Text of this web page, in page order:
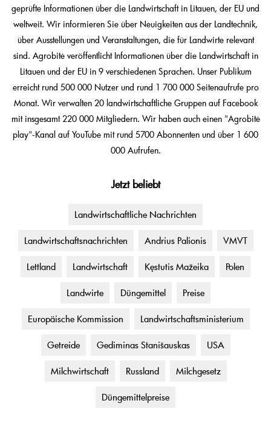
geprüfte Informationen über die Landwirtschaft in Litauen, der EU und
weltweit. Wir informieren Sie über Neuigkeiten aus der Landtechnik,
über Ausstellungen und Veranstaltungen, die für Landwirte relevant
sind. Agrobitė veröffentlicht Informationen über die Landwirtschaft in
Litauen und der EU in 9 verschiedenen Sprachen. Unser Publikum
erreicht rund 500 000 Nutzer und rund 1 700 000 Seitenaufrufe pro
Monat. Wir verwalten 20 landwirtschaftliche Gruppen auf Facebook
mit insgesamt 220 000 Mitgliedern. Wir haben auch einen "Agrobitė
play"-Kanal auf YouTube mit rund 5700 Abonnenten und über 1 600
000 Aufrufen.
Jetzt beliebt
Landwirtschaftliche Nachrichten
Landwirtschaftsnachrichten Andrius Palionis VMVT
Lettland Landwirtschaft Kęstutis Mažeika Polen
Landwirte Düngemittel Preise
Europäische Kommission Landwirtschaftsministerium
Getreide Gediminas Stanišauskas USA
Milchwirtschaft Russland Milchgesetz
Düngemittelpreise